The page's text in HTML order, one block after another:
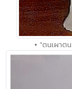
• "ตนเผาต